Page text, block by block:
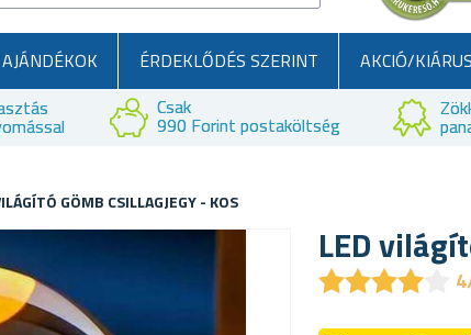
AJÁNDÉKOK ÉRDEKLŐDÉS SZERINT AKCIÓ/
Csak
990 Forint postaköltség
GÖMB CSILLAGJEGY - KOS
LED
★★★★
★★★★